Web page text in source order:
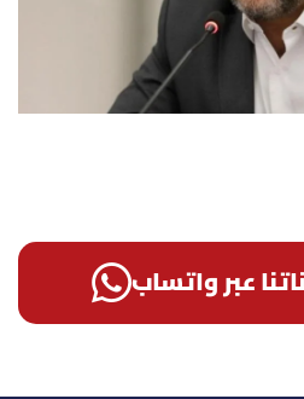
عبر واتساب